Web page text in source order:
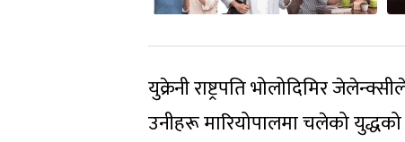
युक्रेनी राष्ट्रपति भोलोदिमिर
उनीहरू मारियोपालमा चलेको